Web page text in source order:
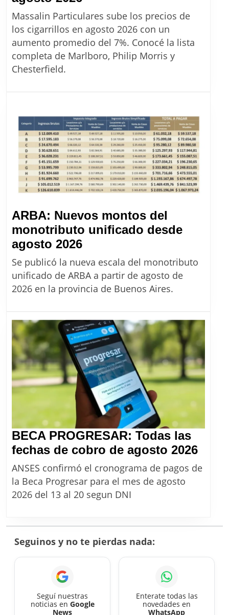
de
cigarrillos
en
Argentina:
precios
de
Massalin
desde
agosto
2026
Massalin Particulares sube los precios de
los cigarrillos en agosto 2026 con un
aumento promedio del 7%. Conocé la lista
completa de Marlboro, Philip Morris y
Chesterfield.
ARBA: Nuevos montos del
monotributo unificado desde
agosto 2026ARBA:
Nuevos
montos
del
desde
agosto
2026
Se publicó la nueva escala del monotributo
unificado de ARBA a partir de agosto de
2026 en la provincia de Buenos Aires.
BECA PROGRESAR: Todas las
fechas de cobro de agosto 2026
ANSES confirmó el cronograma de pagos de
la Beca Progresar para el mes de agosto
2026 del 13 al 20 segun DNI
Seguinos y no te pierdas nada:
Seguí nuestras
noticias en Google
News
Enterate todas las
novedades en
WhatsApp